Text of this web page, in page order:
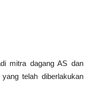
mitra dagang AS dan
telah diberlakukan